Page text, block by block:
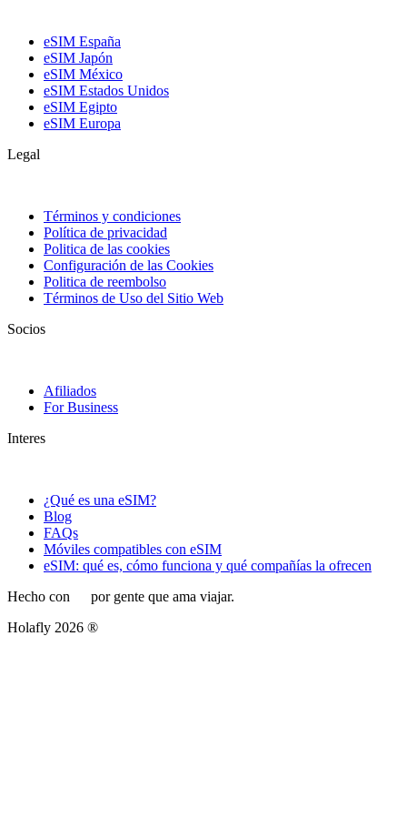
eSIM España
eSIM Japón
eSIM México
eSIM Estados Unidos
eSIM Egipto
eSIM Europa
Legal
Términos y condiciones
Política de privacidad
Politica de las cookies
Configuración de las Cookies
Politica de reembolso
Términos de Uso del Sitio Web
Socios
Afiliados
For Business
Interes
¿Qué es una eSIM?
Blog
FAQs
Móviles compatibles con eSIM
eSIM: qué es, cómo funciona y qué compañías la ofrecen
Hecho con
por gente que ama viajar.
Holafly 2026 ®